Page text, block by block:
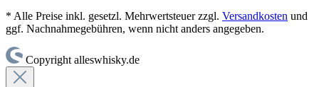
* Alle Preise inkl. gesetzl. Mehrwertsteuer zzgl. Versandkosten und
ggf. Nachnahmegebühren, wenn nicht anders angegeben.
Copyright alleswhisky.de